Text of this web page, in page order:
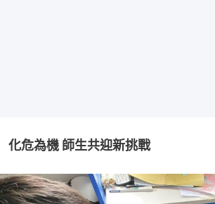
化危為機 師生共迎新挑戰